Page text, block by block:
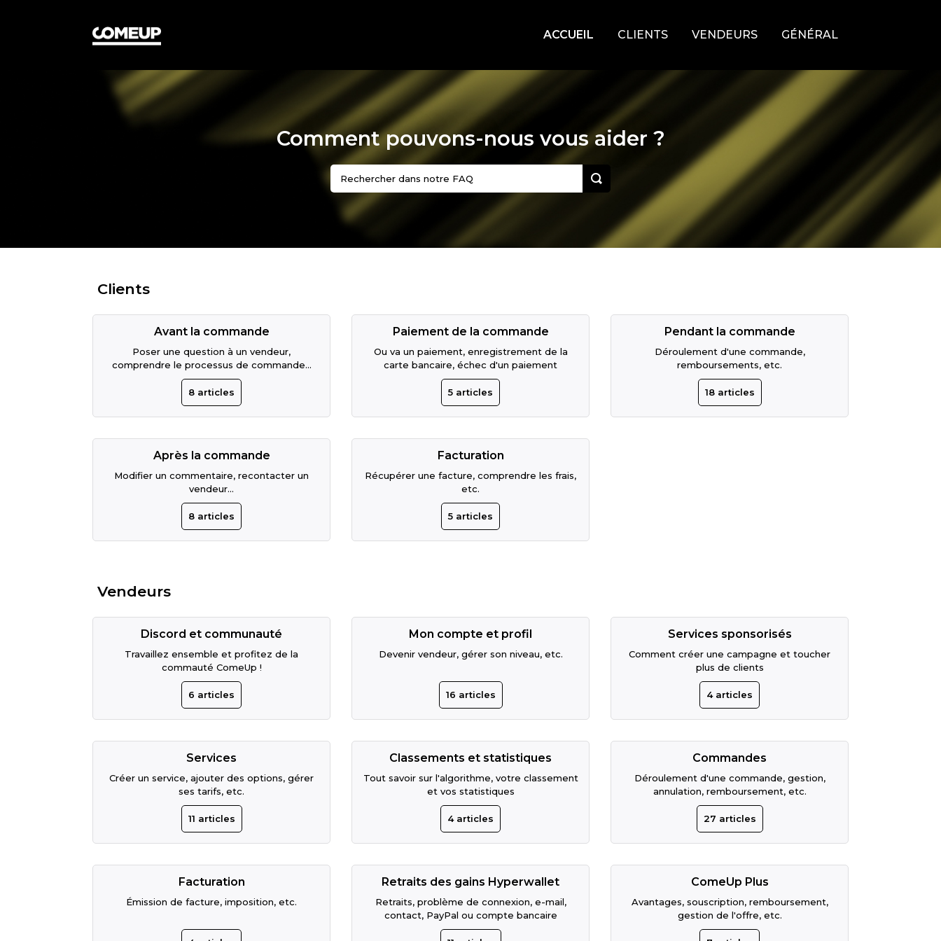
ACCUEIL CLIENTS VENDEURS GÉNÉRAL
Comment pouvons-nous vous aider ?
Clients
Avant la commande
Poser une question à un vendeur,
comprendre le processus de commande...
8 articles
Paiement de la commande
Ou va un paiement, enregistrement de la
carte bancaire, échec d'un paiement
5 articles
Pendant la commande
Déroulement d'une commande,
remboursements, etc.
18articles
Après la commande
Modifier un commentaire, recontacter un
vendeur...
8 articles
Facturation
Récupérer une facture, comprendre les frais,
etc.
5 articles
Vendeurs
Discord et communauté
Travaillez ensemble et profitez de la
commauté ComeUp !
6 articles
Mon compte et profil
Devenir vendeur, gérer son niveau, etc.
16 articles
Services sponsorisés
Comment créer une campagne et toucher
plus de clients
4articles
Services
Créer un service, ajouter des options, gérer
ses tarifs, etc.
11 articles
Classements et statistiques
Tout savoir sur l'algorithme, votre classement
et vos statistiques
4articles
Commandes
Déroulement d'une commande, gestion,
annulation, remboursement, etc.
27 articles
Facturation
Émission de facture, imposition, etc.
Retraits des gains Hyperwallet
Retraits, problème de connexion, e-mail,
contact, PayPal ou compte bancaire
ComeUp Plus
Avantages, souscription, remboursement,
gestion de l'offre, etc.